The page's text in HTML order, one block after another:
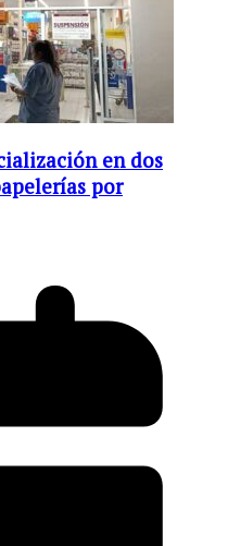
en dos
por